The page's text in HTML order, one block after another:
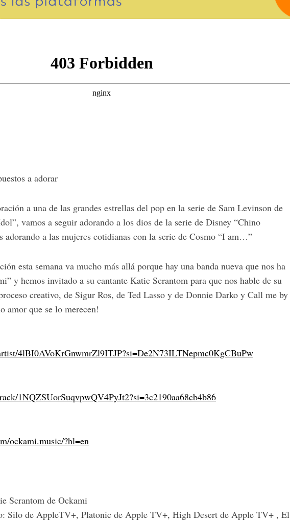
a adorar
a una de las grandes estrellas del pop en la serie de Sam Levinson de
vamos a seguir adorando a los dios de la serie de Disney “Chino
adorando a las mujeres cotidianas con la serie de Cosmo “I am…”
esta semana va mucho más allá porque hay una banda nueva que nos ha
y hemos invitado a su cantante Katie Scrantom para que nos hable de su
creativo, de Sigur Ros, de Ted Lasso y de Donnie Darko y Call me by
amor que se lo merecen!
4lBI0AVoKrGnwmrZl9ITJP?si=De2N73ILTNepmc0KgCBuPw
1NQZSUorSuqvpwQV4PyJt2?si=3c2190aa68cb4b86
ockami.music/?hl=en
Scrantom de Ockami
Silo de AppleTV+, Platonic de Apple TV+, High Desert de Apple TV+ , El